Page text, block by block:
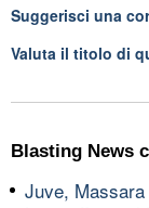
Suggerisci una
Valuta il titolo di
Blasting News
Juve,